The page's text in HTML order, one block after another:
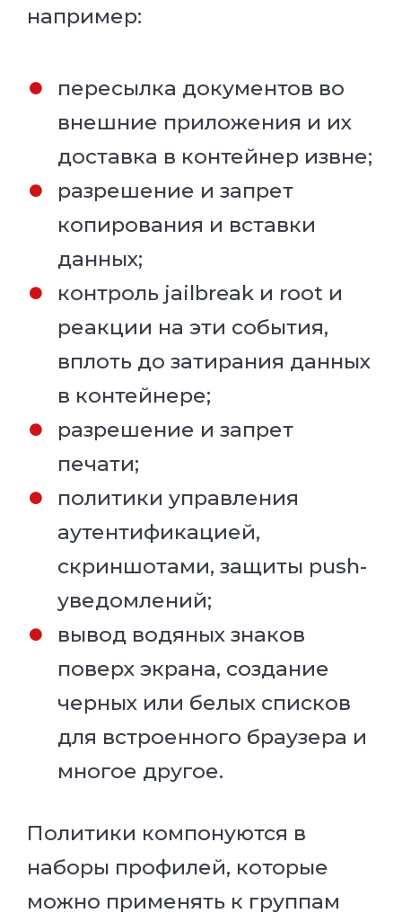
например:
пересылка документов во
внешние приложения и их
доставка в контейнер извне;
разрешение и запрет
копирования и вставки
данных;
контроль jailbreak и root и
реакции на эти события,
вплоть до затирания данных
в контейнере;
разрешение и запрет
печати;
политики управления
аутентификацией,
скриншотами, защиты push-
уведомлений;
вывод водяных знаков
поверх экрана, создание
черных или белых списков
для встроенного браузера и
многое другое.
Политики компонуются в
наборы профилей, которые
можно применять к группам